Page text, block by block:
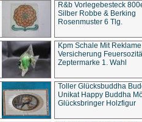
R&b Vorlegebesteck
Silber Robbe & Berking
Rosenmuster 6 Tlg.
Kpm Schale Mit Reklame
Versicherung
Zeptermarke 1. Wahl
Toller Glücksbuddha
Unikat Happy Buddha
Glücksbringer Holzfigur